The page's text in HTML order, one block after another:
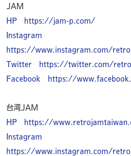
JAM
HP https://jam-p.com/
Instagram
https://www.instagram.com/
Twitter https://twitter.com/
Facebook https://
台湾JAM
HP https://
Instagram
https://www.instagram.com/